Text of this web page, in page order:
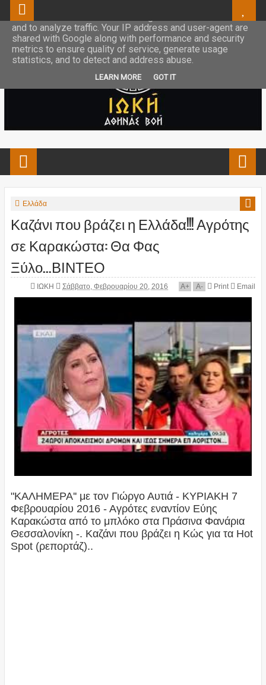
Ελλάδα
Καζάνι που βράζει η Ελλάδα!!! Αγρότης
σε Καρακώστα: Θα Φας
Ξύλο...ΒΙΝΤΕΟ
ΙΩΚΗ Σάββατο, Φεβρουαρίου 20, 2016 A+ A- Print Email
"ΚΑΛΗΜΕΡΑ'' με τον Γιώργο Αυτιά - ΚΥΡΙΑΚΗ 7
Φεβρουαρίου 2016 - Αγρότες εναντίον Εύης
Καρακώστα από το μπλόκο στα Πράσινα Φανάρια
Θεσσαλονίκη -. Καζάνι που βράζει η Κώς για τα Hot
Spot (ρεπορτάζ)..
This site uses cookies from Google to deliver its services
and to analyze traffic. Your IP address and user-agent are
shared with Google along with performance and security
metrics to ensure quality of service, generate usage
statistics, and to detect and address abuse.
LEARN MORE GOT IT